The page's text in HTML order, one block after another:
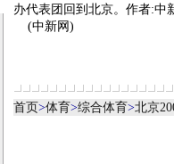
办代表团回到北京。作者:中
(中新网)
首页>体育>综合体育>北京